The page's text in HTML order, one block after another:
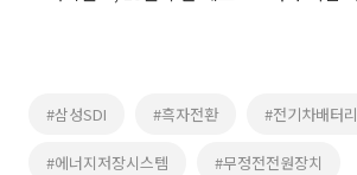
#삼성SDI #흑자전환 #전기차배터리
#에너지저장시스템 #무정전전원장치